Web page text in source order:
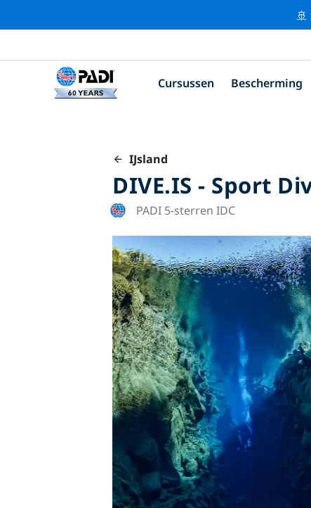
Cursussen Bescherming
IJsland
DIVE.IS - Sport
PADI 5-sterren IDC